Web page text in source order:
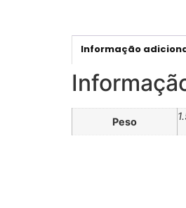
Informação
Peso